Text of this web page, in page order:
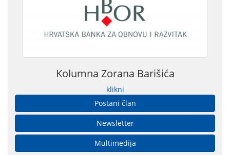
Kolumna Zorana Barišića
klikni
Postani član
Newsletter
Multimedija